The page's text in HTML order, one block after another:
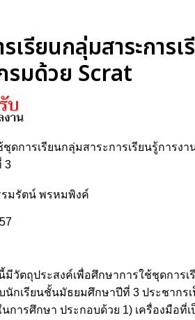
รเรียนกลุ่มสาระกา
รมด้วย Scrat
ชุดการเรียนกลุ่มสาระการเรียนรู้การ
3
มรัตน์ พรหมพิงค์
มีวัตถุประสงค์เพื่อศึกษาการใช้ชุดการ
นักเรียนชั้นมัธยมศึกษาปีที่ 3 ประชาก
การศึกษา ประกอบด้วย 1) เครื่องมือที่